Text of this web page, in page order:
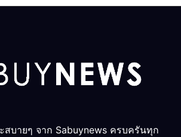
สบายๆ จาก Sabuynews ครบครันทุก